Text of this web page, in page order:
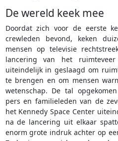
De wereld keek mee
Doordat zich voor de eerste
crewleden bevond, keken
mensen op televisie
lancering van het
uiteindelijk in geslaagd om
te brengen en om mensen
wetenschap. De tal
pers en familieleden van de
het Kennedy Space Center
na de lancering uit elkaar
enorm grote indruk achter op